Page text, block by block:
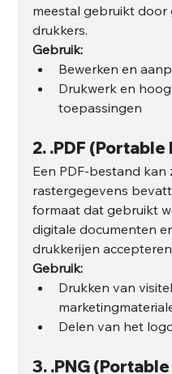
meestal gebruikt door
drukkers.
Gebruik:
Bewerken en
Drukwerk en
toepassingen
2. .PDF
Een PDF-bestand kan
rastergegevens
formaat dat gebruikt
digitale documenten
drukkerijen
Gebruik:
Drukken van
Delen van het
3. .PNG